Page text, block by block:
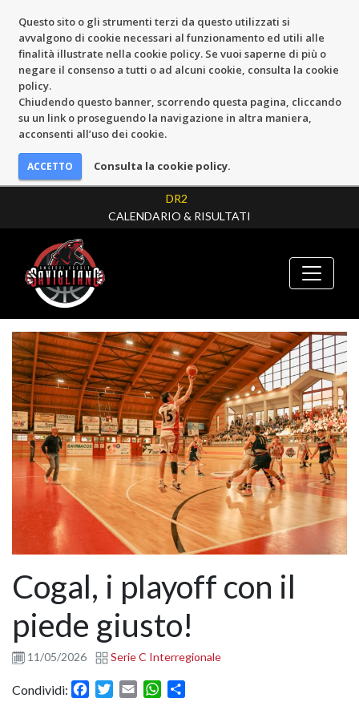
Questo sito o gli strumenti terzi da questo utilizzati si
avvalgono di cookie necessari al funzionamento ed utili alle
finalità illustrate nella cookie policy. Se vuoi saperne di più o
negare il consenso a tutti o ad alcuni cookie, consulta la cookie
policy.
Chiudendo questo banner, scorrendo questa pagina, cliccando
su un link o proseguendo la navigazione in altra maniera,
acconsenti all’uso dei cookie.
Consulta la cookie policy.
DR2
CALENDARIO & RISULTATI
Cogal, i playoff con il
piede giusto!
11/05/2026 Serie C Interregionale
Condividi: FacebookTwitter
Email WhatsApp